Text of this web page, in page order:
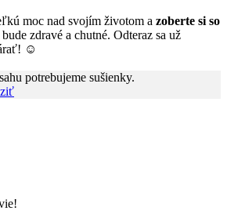
moc nad svojím životom a zoberte si so
zdravé a chutné. Odteraz sa už
☺
potrebujeme sušienky.